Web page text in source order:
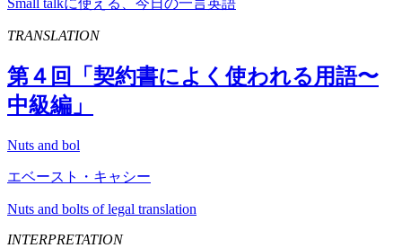
Small talkに使える、今日の一言英語
TRANSLATION
第４回「契約書によく使われる用語〜
中級編」
Nuts and bol
エベースト・キャシー
Nuts and bolts of legal translation
INTERPRETATION